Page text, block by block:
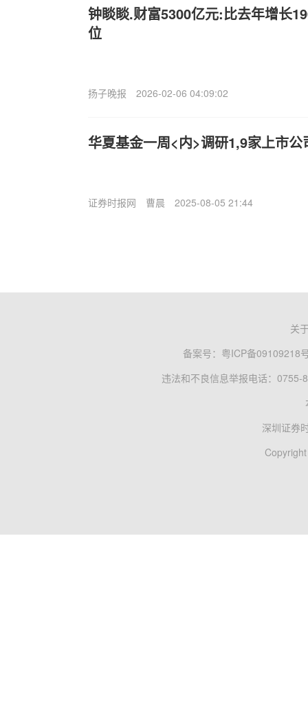
钟睒睒.财富5300亿元:比去年增长
位
扬子晚报 2026-02-06 04:09:02
华夏基金一周<内>调研1,9家上市公
证券时报网 曹晨 2025-08-05 21:44
关
备案号： 粤ICP备09109218
违法和不良信息举报电话：0755-
深圳证券